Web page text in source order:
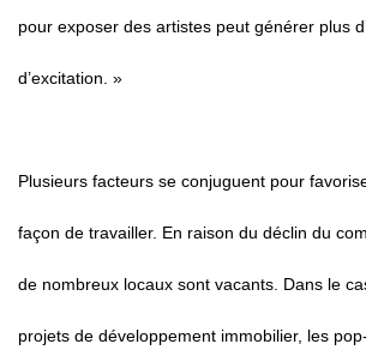
pour exposer des artistes peut générer plus
d’excitation. »
Plusieurs facteurs se conjuguent pour
façon de travailler. En raison du déclin du
de nombreux locaux sont vacants. Dans le
projets de développement immobilier, les